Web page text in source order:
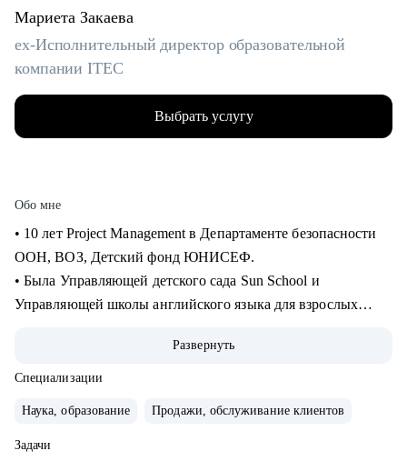
Мариета Закаева
ex-Исполнительный директор образовательной
компании ITEC
Выбрать услугу
Обо мне
• 10 лет Project Management в Департаменте безопасности
ООН, ВОЗ, Детский фонд ЮНИСЕФ.
• Была Управляющей детского сада Sun School и
Управляющей школы английского языка для взрослых
• Закончила школу в Вашингтоне, США, высшее
лингвистическое образование в ЧГУ, РФ.
психолога и коуча.
• Создала два собственных бизнес-проекта с 0, вывела в
Развернуть
Специализации
Наука, образование Продажи, обслуживание клиентов
Задачи